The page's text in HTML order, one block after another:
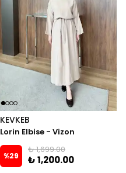
KEVKEB
Lorin Elbise - Vizon
%29
₺ 1,699.00
₺ 1,200.00